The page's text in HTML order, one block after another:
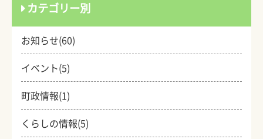
カテゴリー別
お知らせ(60)
イベント(5)
町政情報(1)
くらしの情報(5)